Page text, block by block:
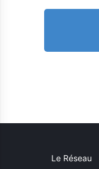
Le Réseau